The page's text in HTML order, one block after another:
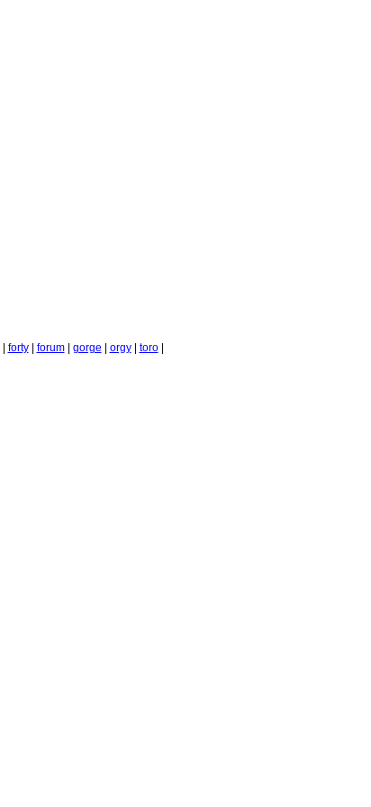
forty| forum| gorge orgy| toro|